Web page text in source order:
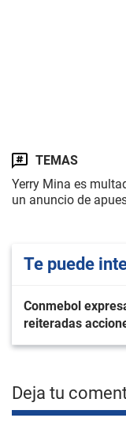
TEMAS
Yerry Mina es
un anuncio de
Te puede
Conmebol
reiteradas
Deja tu